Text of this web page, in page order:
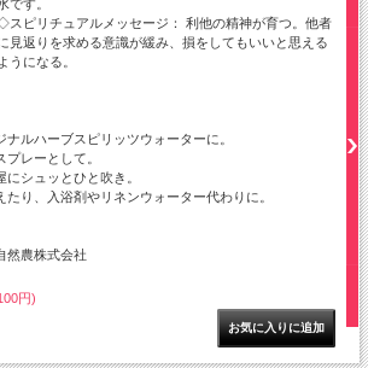
です。
スピリチュアルメッセージ： 利他の精神が育つ。他者
見返りを求める意識が緩み、損をしてもいいと思える
ようになる。
ルハーブスピリッツウォーターに。
レーとして。
シュッとひと吹き。
り、入浴剤やリネンウォーター代わりに。
然農株式会社
円)